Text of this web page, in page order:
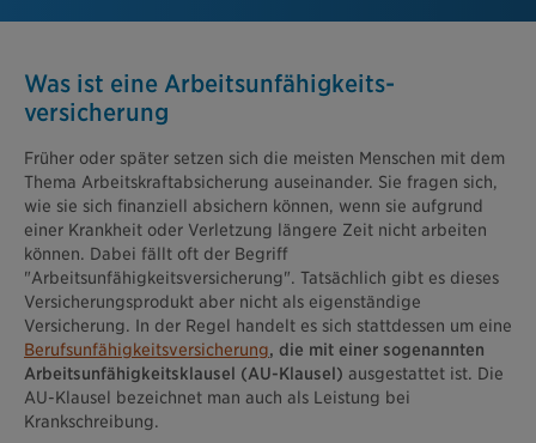
Was ist eine Arbeitsunfähigkeits­
versicherung
Früher oder später setzen sich die meisten Menschen mit dem
Thema Arbeitskraftabsicherung auseinander. Sie fragen sich,
wie sie sich finanziell absichern können, wenn sie aufgrund
einer Krankheit oder Verletzung längere Zeit nicht arbeiten
können. Dabei fällt oft der Begriff
"Arbeitsunfähigkeitsversicherung". Tatsächlich gibt es dieses
Versicherungsprodukt aber nicht als eigenständige
Versicherung. In der Regel handelt es sich stattdessen um eine
Berufsunfähigkeitsversicherung, die mit einer sogenannten
Arbeitsunfähigkeitsklausel (AU-Klausel) ausgestattet ist. Die
AU-Klausel bezeichnet man auch als Leistung bei
Krankschreibung.